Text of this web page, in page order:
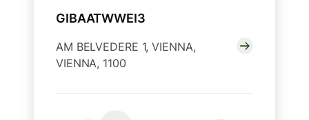
GIBAATWWEI3
AM BELVEDERE 1, VIENNA,
VIENNA, 1100